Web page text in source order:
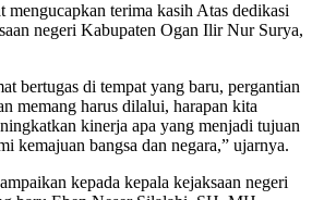
mengucapkan terima kasih Atas dedikasi
negeri Kabupaten Ogan Ilir Nur Surya,
bertugas di tempat yang baru, pergantian
memang harus dilalui, harapan kita
kinerja apa yang menjadi tujuan
kemajuan bangsa dan negara,” ujarnya.
kepada kepala kejaksaan negeri